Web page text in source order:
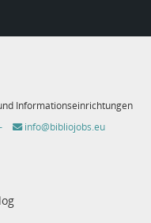
Informationseinrichtungen
info@bibliojobs.eu